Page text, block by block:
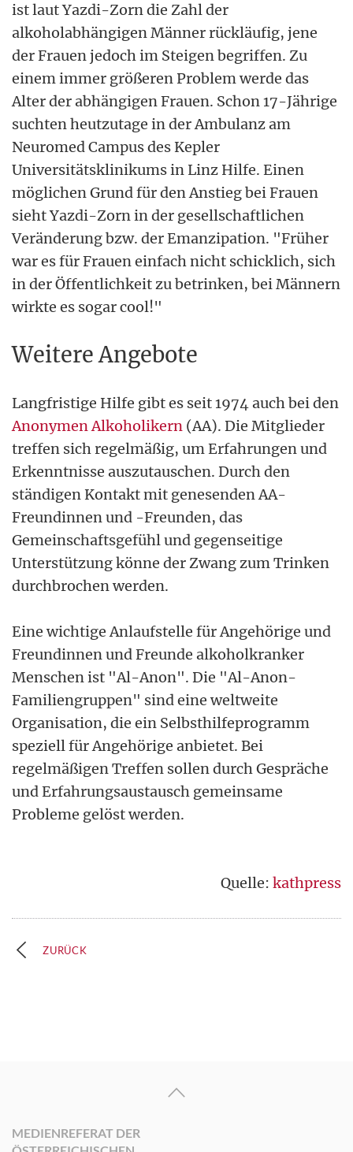
ist laut Yazdi-Zorn die Zahl der
alkoholabhängigen Männer rückläufig, jene
der Frauen jedoch im Steigen begriffen. Zu
einem immer größeren Problem werde das
Alter der abhängigen Frauen. Schon 17-Jährige
suchten heutzutage in der Ambulanz am
Neuromed Campus des Kepler
Universitätsklinikums in Linz Hilfe. Einen
möglichen Grund für den Anstieg bei Frauen
sieht Yazdi-Zorn in der gesellschaftlichen
Veränderung bzw. der Emanzipation. "Früher
war es für Frauen einfach nicht schicklich, sich
in der Öffentlichkeit zu betrinken, bei Männern
wirkte es sogar cool!"
Weitere Angebote
Langfristige Hilfe gibt es seit 1974 auch bei den
Anonymen Alkoholikern (AA). Die Mitglieder
treffen sich regelmäßig, um Erfahrungen und
Erkenntnisse auszutauschen. Durch den
ständigen Kontakt mit genesenden AA-
Freundinnen und -Freunden, das
Gemeinschaftsgefühl und gegenseitige
Unterstützung könne der Zwang zum Trinken
durchbrochen werden.
Eine wichtige Anlaufstelle für Angehörige und
Freundinnen und Freunde alkoholkranker
Menschen ist "Al-Anon". Die "Al-Anon-
Familiengruppen" sind eine weltweite
Organisation, die ein Selbsthilfeprogramm
speziell für Angehörige anbietet. Bei
regelmäßigen Treffen sollen durch Gespräche
und Erfahrungsaustausch gemeinsame
Probleme gelöst werden.
Quelle: kathpress
ZURÜCK
MEDIENREFERAT DER